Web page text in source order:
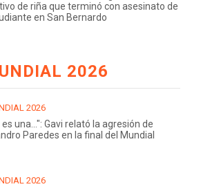
de riña que terminó con asesinato de
en San Bernardo
2026
2026
es una...": Gavi relató la agresión de
Paredes en la final del Mundial
2026